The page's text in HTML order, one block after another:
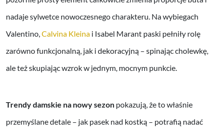
nadaje sylwetce nowoczesnego charakteru. Na wybiegach
Valentino,Calvina Kleina i Isabel Marant paski pełniły rolę
zarówno funkcjonalną, jak i dekoracyjną – spinając cholewkę,
ale też skupiając wzrok w jednym, mocnym punkcie.
Trendy damskie na nowy sezon pokazują, że to właśnie
przemyślane detale – jak pasek nad kostką – potrafią nadać